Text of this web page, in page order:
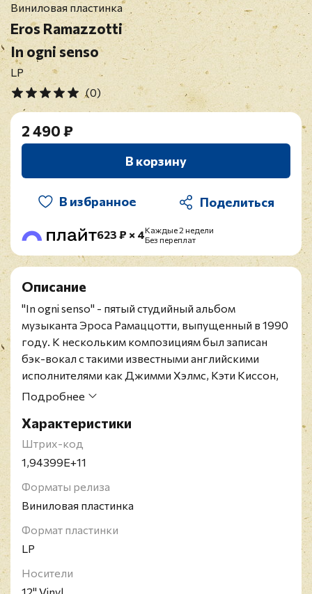
Виниловая пластинка
Eros Ramazzotti
In ogni senso
LP
(0)
2 490 ₽
В корзину
В избранное
623 ₽ × 4Каждые 2 недели
Без переплат
Описание
"In ogni senso" - пятый студийный альбом
музыканта Эроса Рамаццотти, выпущенный в 1990
году. К нескольким композициям был записан
бэк-вокал с такими известными английскими
исполнителями как Джимми Хэлмс, Кэти Киссон,
Кэрол Кеньон и Тесса Найлс. Релиз дебютировал
Ремастированное переиздание на красном
виниле.
Эрос Рамаццотти - это итальянский композитор и
итальянских певцов. Международный успех
пришёл к Рамаццотти после выпуска его 7
альбома под названием "Tutte storie" в 1993 году.
За свою карьеру Eros получил орден "За заслуги
студийных альбомов, один миньон, три сборника,
Подробнее
Характеристики
Штрих-код
1,94399E+11
Форматы релиза
Виниловая пластинка
Формат пластинки
LP
Носители